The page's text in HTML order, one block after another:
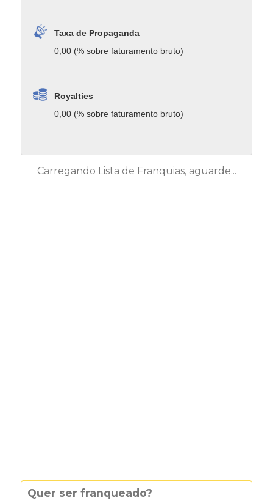
Taxa de Propaganda
0,00 (% sobre faturamento bruto)
Royalties
0,00 (% sobre faturamento bruto)
Carregando Lista de Franquias, aguarde...
Quer ser franqueado?